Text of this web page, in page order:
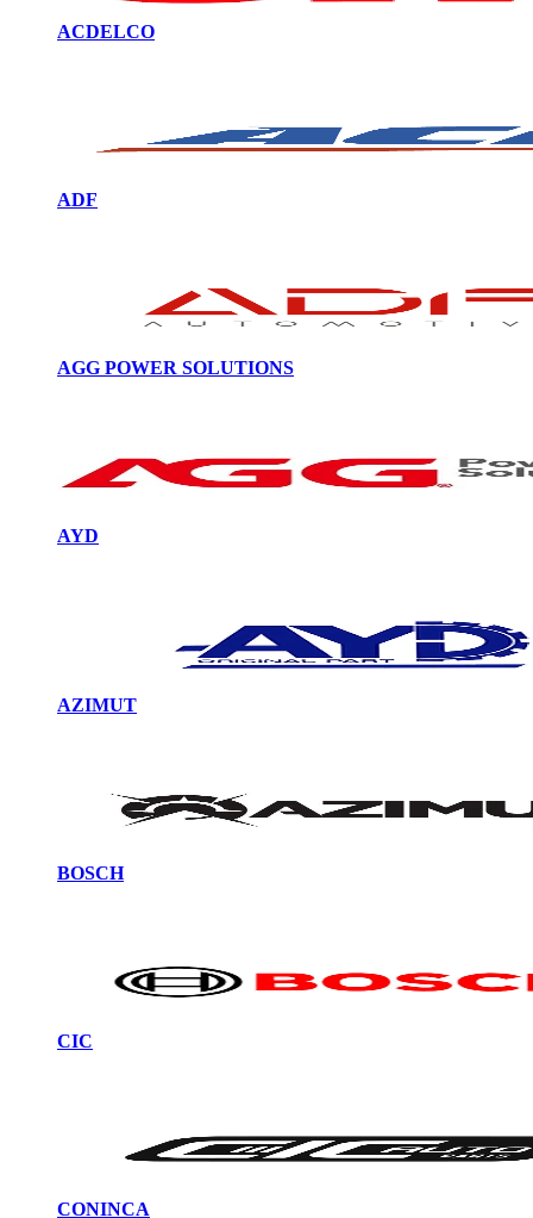
ACDELCO
ADF
AGG POWER SOLUTIONS
AYD
AZIMUT
BOSCH
CIC
CONINCA